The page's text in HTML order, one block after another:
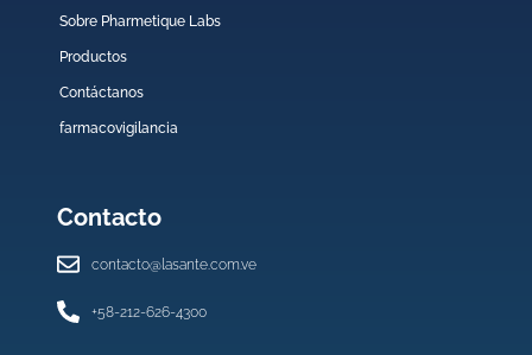
Sobre Pharmetique Labs
Productos
Contáctanos
farmacovigilancia
Contacto
contacto@lasante.com.ve
+58-212-626-4300